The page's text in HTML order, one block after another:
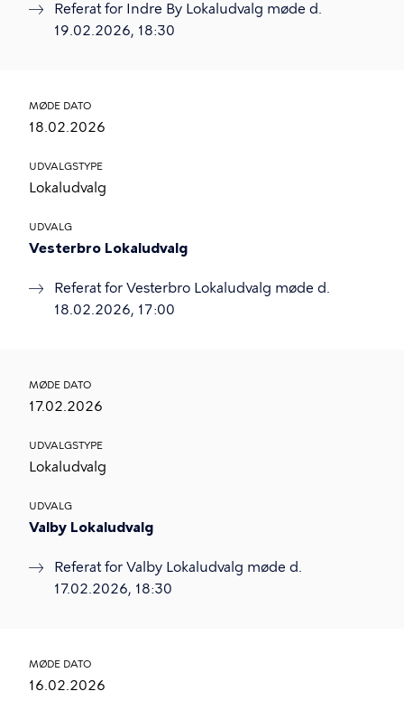
Referat for Indre By Lokaludvalg møde d.
19.02.2026, 18:30
MØDE DATO
18.02.2026
UDVALGSTYPE
Lokaludvalg
UDVALG
Vesterbro Lokaludvalg
Referat for Vesterbro Lokaludvalg møde d.
18.02.2026, 17:00
MØDE DATO
17.02.2026
UDVALGSTYPE
Lokaludvalg
UDVALG
Valby Lokaludvalg
Referat for Valby Lokaludvalg møde d.
17.02.2026, 18:30
MØDE DATO
16.02.2026